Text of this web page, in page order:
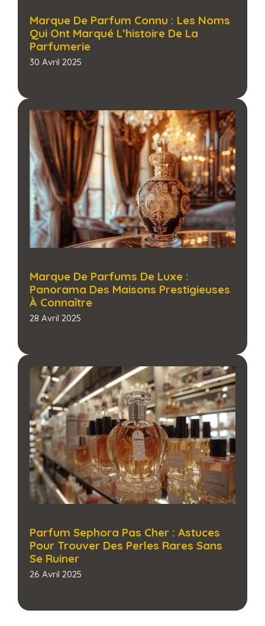
Marque De Parfum Connu : Les Noms
Qui Ont Marqué L’histoire De La
Parfumerie​
30 Avril 2025
Marque De Parfums De Luxe :
Panorama Des Maisons Prestigieuses
À Connaître​
28 Avril 2025
Parfum Sephora Pas Cher : Astuces
Pour Trouver Des Perles Rares Sans
Se Ruiner​
26 Avril 2025